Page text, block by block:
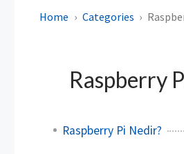
Home Categories
Raspberry
Raspberry Pi Nedir?